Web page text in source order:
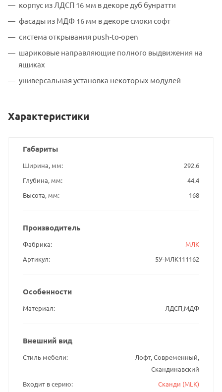
корпус из ЛДСП 16 мм в декоре дуб бунратти
фасады из МДФ 16 мм в декоре смоки софт
система открывания push-to-open
шариковые направляющие полного выдвижения на
ящиках
универсальная установка некоторых модулей
Характеристики
Габариты
Ширина, мм
292.6
Глубина, мм
44.4
Высота, мм
168
Производитель
Фабрика
МЛК
Артикул
5У-МЛК111162
Особенности
Материал ЛДСП,МДФ
Внешний вид
Стиль мебели
Лофт, Современный,
Скандинавский
Входит в серию
Сканди (MLK)